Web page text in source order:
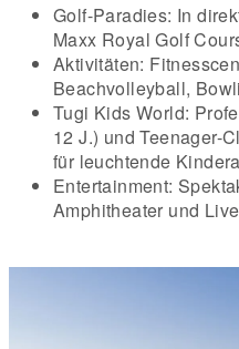
Golf-Paradies: In
Maxx Royal Golf
Aktivitäten:
Beachvolleyball,
Tugi Kids World:
12 J.) und Teenager-
für leuchtende
Entertainment:
Amphitheater und